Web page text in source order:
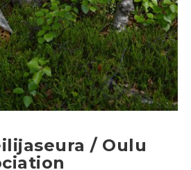
/ Oulu